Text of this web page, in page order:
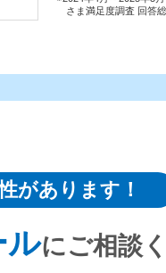
さま満足度調査 回答
があります！
ルにご相談